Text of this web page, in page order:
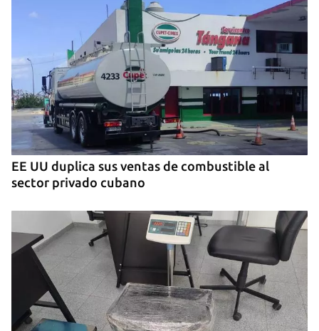
MÚSICA
Un público enamorado de Celia Cruz desafía la
censura en un homenaje en La Habana
EE UU duplica sus ventas de combustible al
sector privado cubano